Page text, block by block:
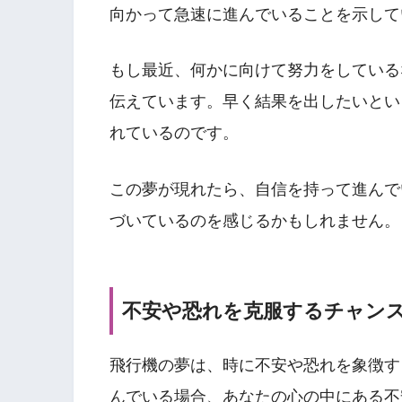
向かって急速に進んでいることを示し
もし最近、何かに向けて努力をしてい
伝えています。早く結果を出したいと
れているのです。
この夢が現れたら、自信を持って進ん
づいているのを感じるかもしれません。
不安や恐れを克服するチャン
飛行機の夢は、時に不安や恐れを象徴
んでいる場合、あなたの心の中にある